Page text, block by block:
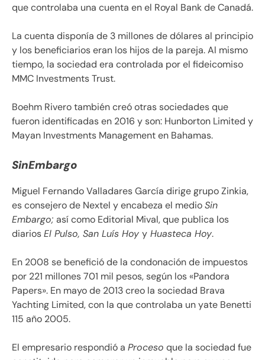
que controlaba una cuenta en el Royal Bank de Canadá.
La cuenta disponía de 3 millones de dólares al principio
y los beneficiarios eran los hijos de la pareja. Al mismo
tiempo, la sociedad era controlada por el fideicomiso
MMC Investments Trust.
Boehm Rivero también creó otras sociedades que
fueron identificadas en 2016 y son: Hunborton Limited y
Mayan Investments Management en Bahamas.
SinEmbargo
Miguel Fernando Valladares García dirige grupo Zinkia,
es consejero de Nextel y encabeza el medioSin
Embargo; así como Editorial Mival, que publica los
diariosEl Pulso, San Luís Hoy y Huasteca Hoy.
En 2008 se benefició de la condonación de impuestos
por 221 millones 701 mil pesos, según los «Pandora
Papers». En mayo de 2013 creo la sociedad Brava
Yachting Limited, con la que controlaba un yate Benetti
115 año 2005.
El empresario respondió a Proceso que la sociedad fue